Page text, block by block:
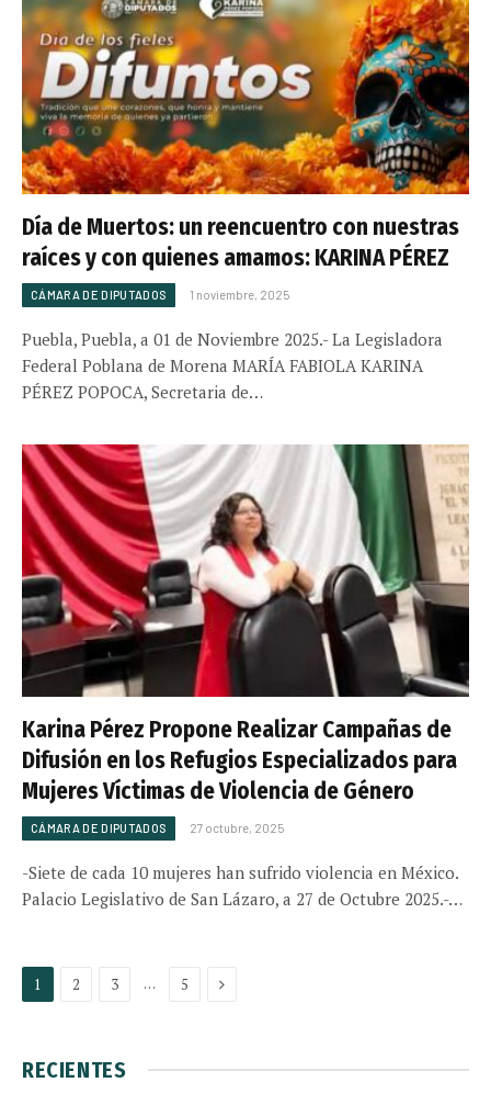
Día de Muertos: un reencuentro con nuestras
raíces y con quienes amamos: KARINA PÉREZ
CÁMARA DE DIPUTADOS 1 noviembre, 2025
Puebla, Puebla, a 01 de Noviembre 2025.- La Legisladora
Federal Poblana de Morena MARÍA FABIOLA KARINA
PÉREZ POPOCA, Secretaria de…
Karina Pérez Propone Realizar Campañas de
Difusión en los Refugios Especializados para
Mujeres Víctimas de Violencia de Género
CÁMARA DE DIPUTADOS 27 octubre, 2025
-Siete de cada 10 mujeres han sufrido violencia en México.
Palacio Legislativo de San Lázaro, a 27 de Octubre 2025.-…
1 2 3 … 5 Next
RECIENTES